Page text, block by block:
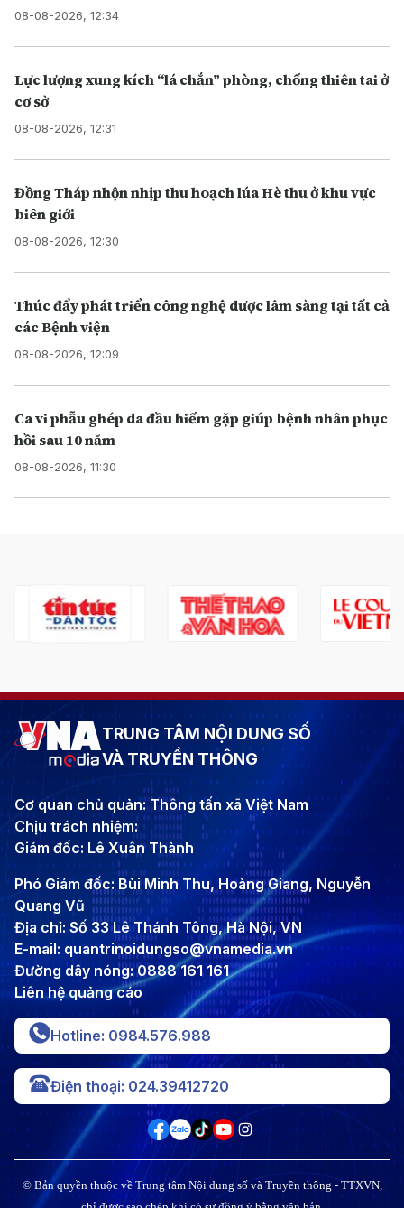
08-08-2026, 12:34
Lực lượng xung kích “lá chắn” phòng, chống thiên tai ở
cơ sở
08-08-2026, 12:31
Đồng Tháp nhộn nhịp thu hoạch lúa Hè thu ở khu vực
biên giới
08-08-2026, 12:30
Thúc đẩy phát triển công nghệ dược lâm sàng tại tất cả
các Bệnh viện
08-08-2026, 12:09
Ca vi phẫu ghép da đầu hiếm gặp giúp bệnh nhân phục
hồi sau 10 năm
08-08-2026, 11:30
TRUNG TÂM NỘI DUNG SỐ
VÀ TRUYỀN THÔNG
Cơ quan chủ quản: Thông tấn xã Việt Nam
Chịu trách nhiệm:
Giám đốc: Lê Xuân Thành
Phó Giám đốc: Bùi Minh Thu, Hoàng Giang, Nguyễn
Quang Vũ
Địa chỉ: Số 33 Lê Thánh Tông, Hà Nội, VN
E-mail: quantrinoidungso@vnamedia.vn
Đường dây nóng: 0888 161 161
Liên hệ quảng cáo
Hotline: 0984.576.988
Điện thoại: 024.39412720
© Bản quyền thuộc về Trung tâm Nội dung số và Truyền thông - TTXVN,